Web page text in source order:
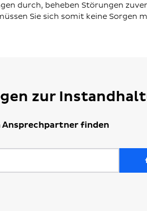
durch, beheben Störungen
Sie sich somit keine Sorgen
zur
finden